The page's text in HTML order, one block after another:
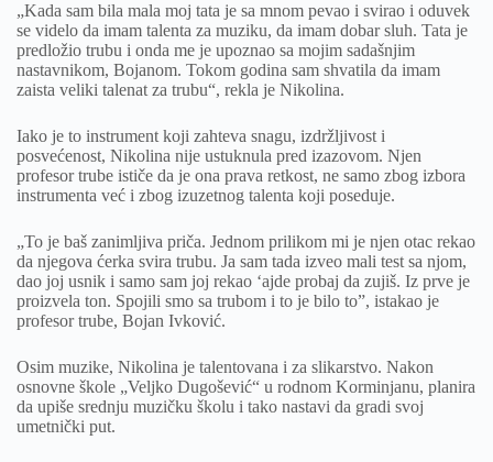
„Kada sam bila mala moj tata je sa mnom pevao i svirao i oduvek
se videlo da imam talenta za muziku, da imam dobar sluh. Tata je
predložio trubu i onda me je upoznao sa mojim sadašnjim
nastavnikom, Bojanom. Tokom godina sam shvatila da imam
zaista veliki talenat za trubu“, rekla je Nikolina.
Iako je to instrument koji zahteva snagu, izdržljivost i
posvećenost, Nikolina nije ustuknula pred izazovom. Njen
profesor trube ističe da je ona prava retkost, ne samo zbog izbora
instrumenta već i zbog izuzetnog talenta koji poseduje.
„To je baš zanimljiva priča. Jednom prilikom mi je njen otac rekao
da njegova ćerka svira trubu. Ja sam tada izveo mali test sa njom,
dao joj usnik i samo sam joj rekao ‘ajde probaj da zujiš. Iz prve je
proizvela ton. Spojili smo sa trubom i to je bilo to”, istakao je
profesor trube, Bojan Ivković.
Osim muzike, Nikolina je talentovana i za slikarstvo. Nakon
osnovne škole „Veljko Dugošević“ u rodnom Korminjanu, planira
da upiše srednju muzičku školu i tako nastavi da gradi svoj
umetnički put.